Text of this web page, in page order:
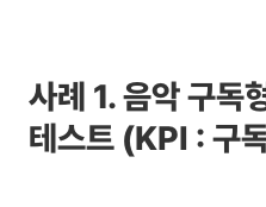
사례 1.음악 구독
테스트 (KPI : 구